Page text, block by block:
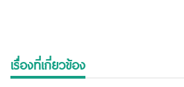
เรื่องที่เกี่ยวข้อง